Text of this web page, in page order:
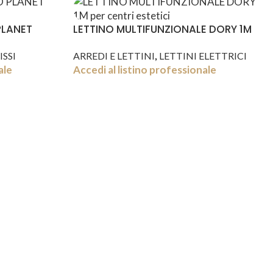
LETTINO MULTIFUNZIONALE DORY 1M
ARREDI E LETTINI, LETTINI ELETTRICI
Accedi al listino professionale